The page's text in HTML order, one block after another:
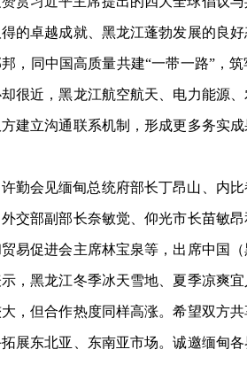
的卓越成就、黑龙江蓬勃发展的良
，同中国高质量共建“一带一路”，
很近，黑龙江航空航天、电力能源
建立沟通联系机制，形成更多务实
勤会见缅甸总统府部长丁昂山、内
交部副部长奈敏觉、仰光市长苗敏
易促进会主席林宝泉等，出席中国
，黑龙江冬季冰天雪地、夏季凉爽
，但合作热度同样高涨。希望双方
展东北亚、东南亚市场。诚邀缅甸